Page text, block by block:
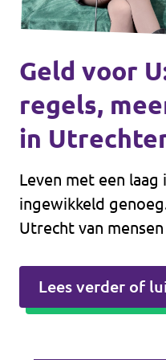
Geld voor
regels,
in
Leven met een laag
ingewikkeld
Utrecht van
loketten afgaan en
uitleggen wat hun
Lees verder of